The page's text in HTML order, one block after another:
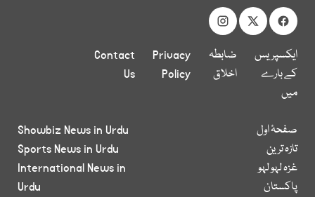
ایکسپریس
کے بارے
میں
ضابطہ
اخلاق
Privacy
Policy
Contact
Us
صفحۂ اول
تازہ ترین
غزہ لہو لہو
پاکستان
Showbiz News in Urdu
Sports News in Urdu
International News in
Urdu